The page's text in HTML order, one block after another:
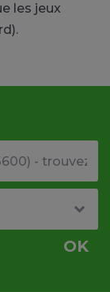
les jeux
OK